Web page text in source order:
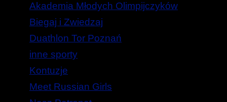
Akademia Młodych Olimpijczyków
Biegaj i Zwiedzaj
Duathlon Tor Poznań
inne sporty
Kontuzje
Meet Russian Girls